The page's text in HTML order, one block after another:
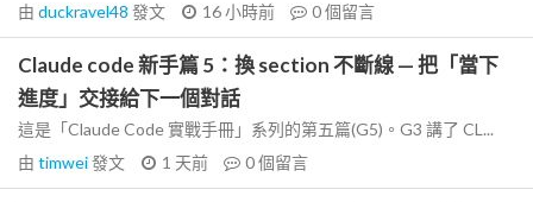
由 duckravel48 發文 16 小時前 0個留言
Claude code 新手篇 5：換 section 不斷線 — 把「當下
進度」交接給下一個對話
這是「Claude Code 實戰手冊」系列的第五篇(G5)。G3 講了 CL...
由 timwei發文 1 天前 0個留言